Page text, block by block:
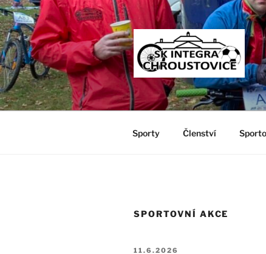
Přejít
k
obsahu
webu
Sporty Členství
SPORTOVNÍ AKCE
PUBLIKOVÁNO
11.6.2026